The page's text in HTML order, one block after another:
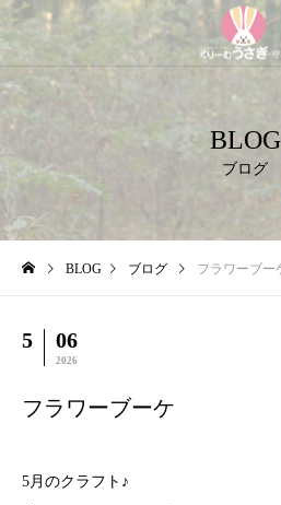
BLOG
ブログ
BLOG ブログ フラワーブー
5 06
2026
フラワーブーケ
5月のクラフト♪